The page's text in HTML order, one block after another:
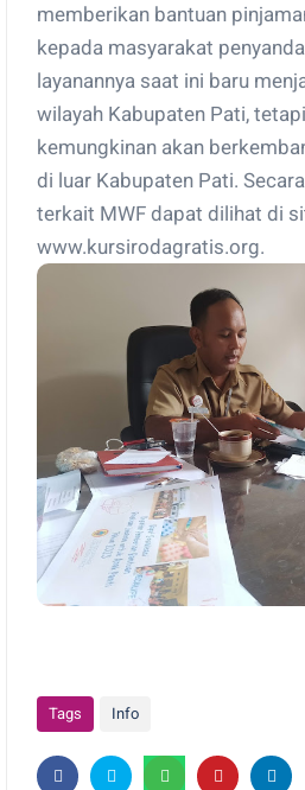
memberikan bantuan
kepada masyarakat
layanannya saat ini baru
wilayah Kabupaten Pati,
kemungkinan akan
di luar Kabupaten Pati.
terkait MWF dapat dilihat di
www.kursirodagratis.org.
Tags Info